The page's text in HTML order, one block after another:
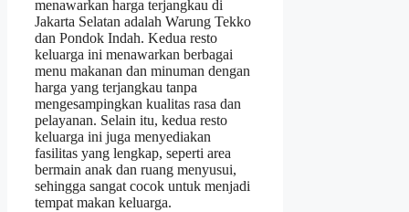
menawarkan harga terjangkau di
Jakarta Selatan adalah Warung Tekko
dan Pondok Indah. Kedua resto
keluarga ini menawarkan berbagai
menu makanan dan minuman dengan
harga yang terjangkau tanpa
mengesampingkan kualitas rasa dan
pelayanan. Selain itu, kedua resto
keluarga ini juga menyediakan
fasilitas yang lengkap, seperti area
bermain anak dan ruang menyusui,
sehingga sangat cocok untuk menjadi
tempat makan keluarga.